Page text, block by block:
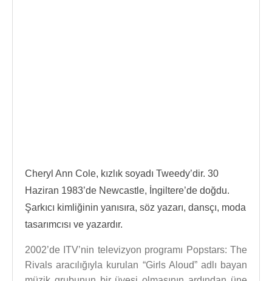
Cheryl Ann Cole, kızlık soyadı Tweedy’dir. 30
Haziran 1983’de Newcastle, İngiltere’de doğdu.
Şarkıcı kimliğinin yanısıra, söz yazarı, dansçı, moda
tasarımcısı ve yazardır.
2002’de ITV’nin televizyon programı Popstars: The
Rivals aracılığıyla kurulan “Girls Aloud” adlı bayan